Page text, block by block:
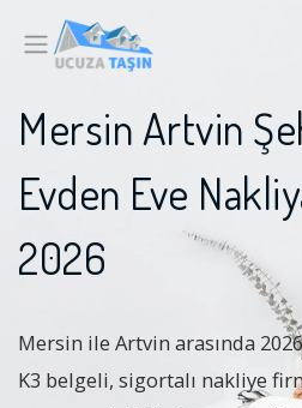
Mersin Artvin
Evden Eve
2026
Mersin ile Artvin arasında
K3 belgeli, sigortalı nakliye